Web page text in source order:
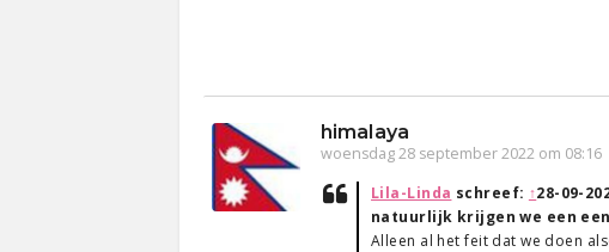
himalaya
woensdag 28 september 2022 om 08:16
Lila-Linda schreef: ↑28-09-
natuurlijk krijgen we een
Alleen al het feit dat we doen